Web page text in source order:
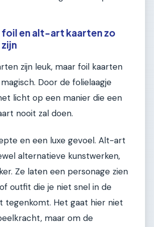
foil en alt-art kaarten zo
zijn leuk, maar foil kaarten
Door de folielaagje
licht op een manier die een
nooit zal doen.
en een luxe gevoel. Alt-art
alternatieve kunstwerken,
Ze laten een personage zien
outfit die je niet snel in de
tegenkomt. Het gaat hier niet
maar om de